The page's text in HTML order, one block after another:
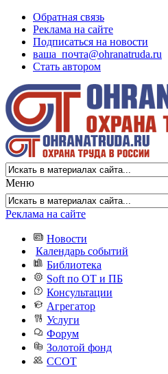
Обратная связь
Реклама на сайте
Подписаться на новости
ваша_почта@ohranatruda.ru
Стать автором
Меню
Реклама на сайте
Новости
Календарь событий
Библиотека
Soft по ОТ и ПБ
Консультации
Агрегатор
Услуги
Форум
Золотой фонд
ССОТ